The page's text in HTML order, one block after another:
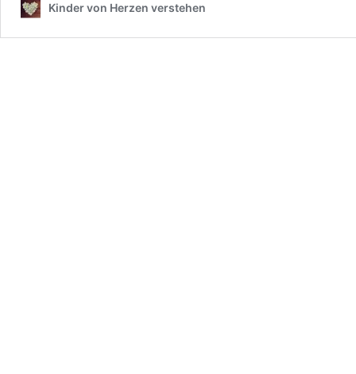
Kinder von Herzen verstehen